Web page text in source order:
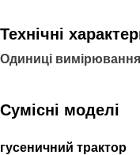
Технічні
Одиниці вимірювання
Сумісні моделі
гусеничний трактор